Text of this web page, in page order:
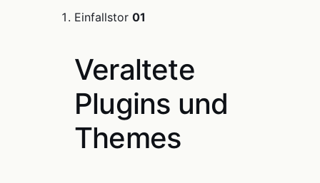
Einfallstor 01
Veraltete
Plugins und
Themes